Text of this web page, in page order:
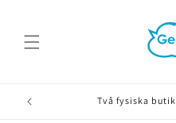
innehåll
Två fysiska